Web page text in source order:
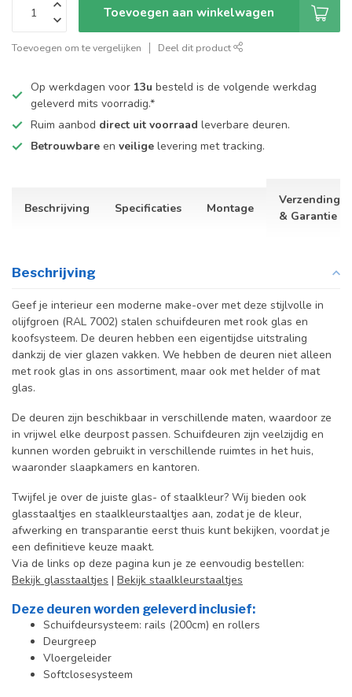
Toevoegen aan winkelwagen
Toevoegen om te vergelijken Deel dit product
Op werkdagen voor 13u besteld is de volgende werkdag
geleverd mits voorradig.*
Ruim aanbod direct uit voorraad leverbare deuren.
Betrouwbare en veilige levering met tracking.
Beschrijving Specificaties Montage
Verzending
& Garantie
Beschrijving
Geef je interieur een moderne make-over met deze stijlvolle in
olijfgroen (RAL 7002) stalen schuifdeuren met rook glas en
koofsysteem. De deuren hebben een eigentijdse uitstraling
dankzij de vier glazen vakken. We hebben de deuren niet alleen
met rook glas in ons assortiment, maar ook met helder of mat
glas.
De deuren zijn beschikbaar in verschillende maten, waardoor ze
in vrijwel elke deurpost passen. Schuifdeuren zijn veelzijdig en
kunnen worden gebruikt in verschillende ruimtes in het huis,
waaronder slaapkamers en kantoren.
Twijfel je over de juiste glas- of staalkleur? Wij bieden ook
glasstaaltjes en staalkleurstaaltjes aan, zodat je de kleur,
afwerking en transparantie eerst thuis kunt bekijken, voordat je
een definitieve keuze maakt.
Via de links op deze pagina kun je ze eenvoudig bestellen:
Bekijk glasstaaltjes | Bekijk staalkleurstaaltjes
Deze deuren worden geleverd inclusief:
Schuifdeursysteem: rails (200cm) en rollers
Deurgreep
Vloergeleider
Softclosesysteem